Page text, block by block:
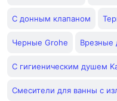
С донным клапаном
Черные Grohe Врезные
С гигиеническим душем
Смесители для ванны с